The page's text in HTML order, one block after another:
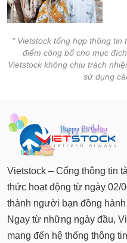
* Vietstock tổng hợp thông
điểm công bố cho mục
Vietstock không chịu trách
sử dụng
Vietstock – Cổng thông tin
thức hoạt động từ ngày 02/
thành người bạn đồng
Ngay từ những ngày đầu,
mang đến hệ thống thông
Truyền
tài
chính